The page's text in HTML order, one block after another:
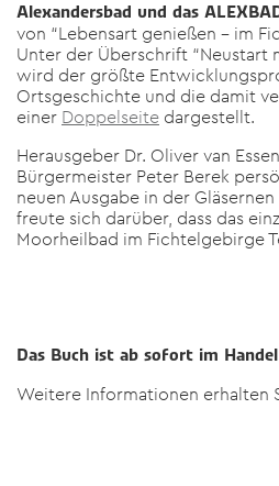
Alexandersbad und das
von “Lebensart genießen – im
Unter der Überschrift “Neustart
wird der größte
Ortsgeschichte und die damit
einer Doppelseite dargestellt.
Herausgeber Dr. Oliver van
Bürgermeister Peter Berek
neuen Ausgabe in der
freute sich darüber, dass das
Moorheilbad im Fichtelgebirge
Das Buch ist ab sofort im
Weitere Informationen erhalten